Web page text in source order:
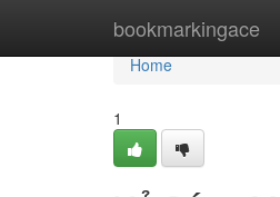
bookmarkingace
Home
Home
1